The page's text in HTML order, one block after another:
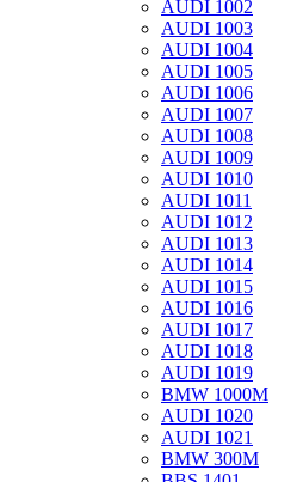
AUDI 1002
AUDI 1003
AUDI 1004
AUDI 1005
AUDI 1006
AUDI 1007
AUDI 1008
AUDI 1009
AUDI 1010
AUDI 1011
AUDI 1012
AUDI 1013
AUDI 1014
AUDI 1015
AUDI 1016
AUDI 1017
AUDI 1018
AUDI 1019
BMW 1000M
AUDI 1020
AUDI 1021
BMW 300M